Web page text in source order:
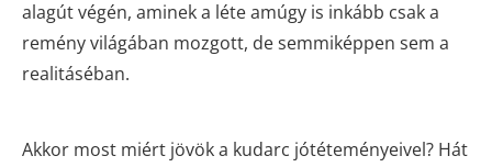
alagút végén, aminek a léte amúgy is inkább csak a
remény világában mozgott, de semmiképpen sem a
realitáséban.
Akkor most miért jövök a kudarc jótéteményeivel? Hát